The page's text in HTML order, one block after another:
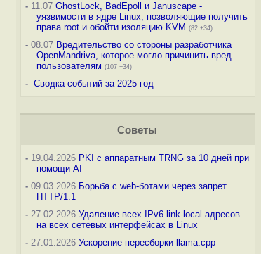
-11.07 GhostLock, BadEpoll и Januscape -
уязвимости в ядре Linux, позволяющие получить
права root и обойти изоляцию KVM (82 +34)
-08.07 Вредительство со стороны разработчика
OpenMandriva, которое могло причинить вред
пользователям (107 +34)
- Сводка событий за 2025 год
Советы
-19.04.2026 PKI с аппаратным TRNG за 10 дней при
помощи AI
-09.03.2026 Борьба с web-ботами через запрет
HTTP/1.1
-27.02.2026 Удаление всех IPv6 link-local адресов
на всех сетевых интерфейсах в Linux
-27.01.2026 Ускорение пересборки llama.cpp